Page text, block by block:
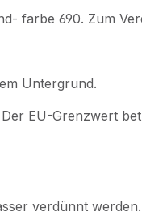
farbe 690. Zum
Untergrund.
EU-Grenzwert
verdünnt werden.